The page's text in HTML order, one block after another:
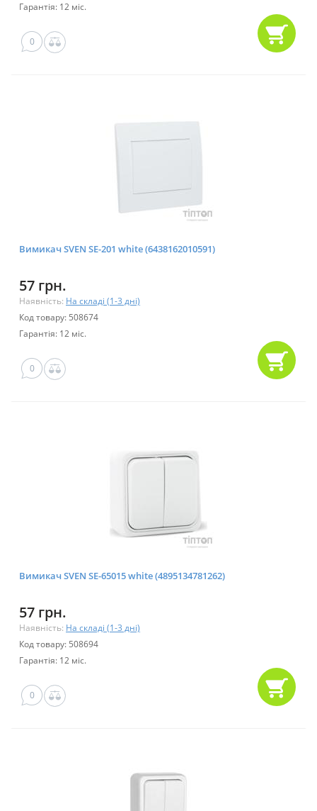
Гарантія: 12 міс.
0
Вимикач SVEN SE-201 white (6438162010591)
57 грн.
Наявність: На складі (1-3 дні)
Код товару: 508674
Гарантія: 12 міс.
0
Вимикач SVEN SE-65015 white (4895134781262)
57 грн.
Наявність: На складі (1-3 дні)
Код товару: 508694
Гарантія: 12 міс.
0